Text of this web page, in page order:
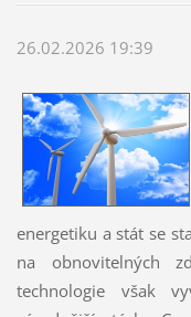
26.02.2026 19:39
energetiku a stát se
na obnovitelných
technologie však